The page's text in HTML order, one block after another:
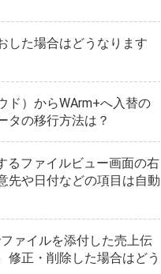
した場合はどうなります
ド）からWArm+へ入替の
タの移行方法は？
るファイルビュー画面の右
先や日付などの項目は自動
ァイルを添付した売上伝
修正・削除した場合はどう